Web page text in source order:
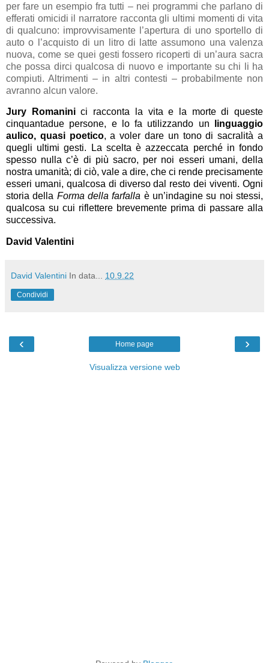
per fare un esempio fra tutti – nei programmi che parlano di
efferati omicidi il narratore racconta gli ultimi momenti di vita
di qualcuno: improvvisamente l’apertura di uno sportello di
auto o l’acquisto di un litro di latte assumono una valenza
nuova, come se quei gesti fossero ricoperti di un’aura sacra
che possa dirci qualcosa di nuovo e importante su chi li ha
compiuti. Altrimenti – in altri contesti – probabilmente non
avranno alcun valore.
Jury Romaninici racconta la vita e la morte di queste
cinquantadue persone, e lo fa utilizzando un
linguaggio
aulico, quasi poetico, a voler dare un tono di sacralità a
quegli ultimi gesti. La scelta è azzeccata perché in fondo
spesso nulla c’è di più sacro, per noi esseri umani, della
nostra umanità; di ciò, vale a dire, che ci rende precisamente
esseri umani, qualcosa di diverso dal resto dei viventi. Ogni
storia della Forma della farfalla è un’indagine su noi stessi,
qualcosa su cui riflettere brevemente prima di passare alla
successiva.
David Valentini
David Valentini In data... 10.9.22
Condividi
‹ ›
Home page
Visualizza versione web